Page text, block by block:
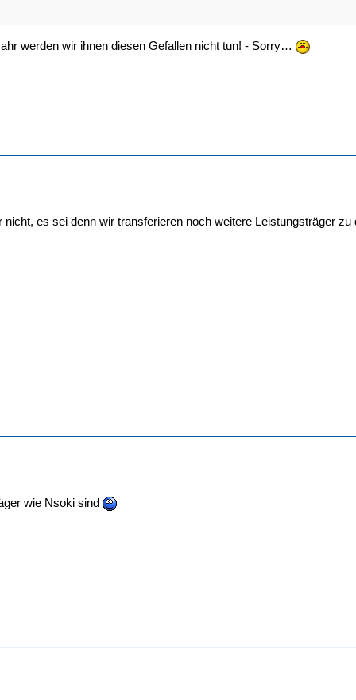
werden wir ihnen diesen Gefallen nicht tun! - Sorry…
nicht, es sei denn wir transferieren noch weitere Leistungsträger
wie Nsoki sind